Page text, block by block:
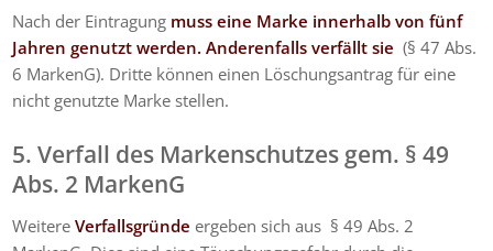
Nach der Eintragung muss eine Marke innerhalb von fünf
Jahren genutzt werden. Anderenfalls verfällt sie (§ 47 Abs.
6 MarkenG). Dritte können einen Löschungsantrag für eine
nicht genutzte Marke stellen.
5. Verfall des Markenschutzes gem. § 49
Abs. 2 MarkenG
WeitereVerfallsgründe ergeben sich aus § 49 Abs. 2